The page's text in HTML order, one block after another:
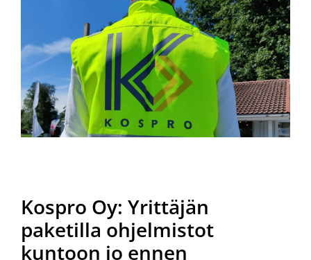
Kospro Oy: Yrittäjän
paketilla ohjelmistot
kuntoon jo ennen